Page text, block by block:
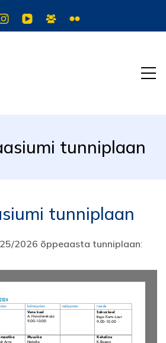
tunniplaan
tunniplaan
2026 õppeaasta tunniplaan: